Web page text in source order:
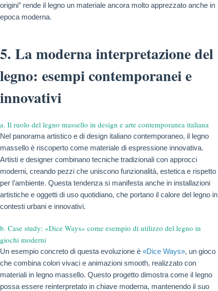
origini” rende il legno un materiale ancora molto apprezzato anche in
epoca moderna.
5. La moderna interpretazione del
legno: esempi contemporanei e
innovativi
a. Il ruolo del legno massello in design e arte contemporanea italiana
Nel panorama artistico e di design italiano contemporaneo, il legno
massello è riscoperto come materiale di espressione innovativa.
Artisti e designer combinano tecniche tradizionali con approcci
moderni, creando pezzi che uniscono funzionalità, estetica e rispetto
per l’ambiente. Questa tendenza si manifesta anche in installazioni
artistiche e oggetti di uso quotidiano, che portano il calore del legno in
contesti urbani e innovativi.
b. Case study: «Dice Ways» come esempio di utilizzo del legno in
giochi moderni
Un esempio concreto di questa evoluzione è «Dice Ways», un gioco
che combina colori vivaci e animazioni smooth, realizzato con
materiali in legno massello. Questo progetto dimostra come il legno
possa essere reinterpretato in chiave moderna, mantenendo il suo